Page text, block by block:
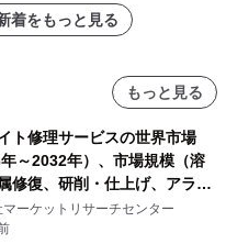
着をもっと見る
もっと見る
ト修理サービスの世界市場
年～2032年）、市場規模（溶
修復、研削・仕上げ、アライ
その他）・分析レポートを発
ーケットリサーチセンター